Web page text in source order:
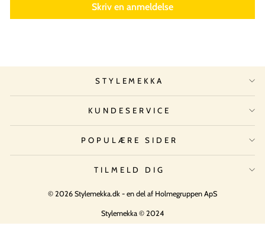
Skriv en anmeldelse
STYLEMEKKA
KUNDESERVICE
POPULÆRE SIDER
TILMELD DIG
© 2026 Stylemekka.dk - en del af Holmegruppen ApS
Stylemekka © 2024